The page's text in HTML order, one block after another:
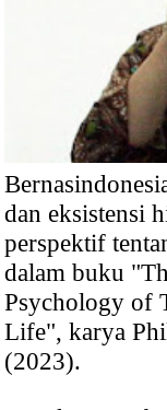
dan eksistensi
perspektif
dalam buku
Psychology of
Life", karya
(2023).